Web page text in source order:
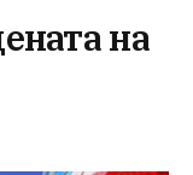
на